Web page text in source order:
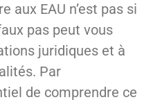
aux EAU n’est pas si
pas peut vous
juridiques et à
Par
de comprendre ce